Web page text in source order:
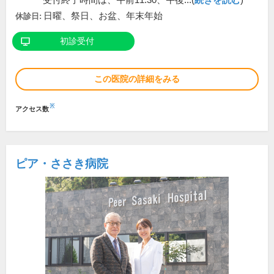
休診日: 日曜、祭日、お盆、年末年始
初診受付
この医院の詳細をみる
アクセス数※
ピア・ささき病院